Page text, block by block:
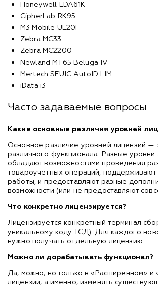
Honeywell EDA61K
CipherLab RK95
M3 Mobile UL20F
Zebra MC33
Zebra МС2200
Newland MT65 Beluga IV
Mertech SEUIC AutoID LIM
iData i3
Часто задаваемые вопросы
Какие основные различия уровней
Основное различие уровней лицензий —
различного функционала. Разные уровни
обладают возможностями проведения
товароучетных операций,
работы, и предоставляют разные
возможности (или не предоставляют
Что конкретно лицензируется?
Лицензируется конкретный терминал
уникальному коду ТСД). Для каждого
нужно получать отдельную лицензию.
Можно ли дорабатывать функционал?
Да, можно, но только в «Расширенном»
лицензии, а именно, изменять